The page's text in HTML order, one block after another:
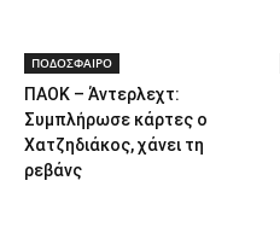
ΠΟΔΟΣΦΑΙΡΟ
ΠΑΟΚ – Άντερλεχτ:
Συμπλήρωσε κάρτες ο
Χατζηδιάκος, χάνει τη
ρεβάνς